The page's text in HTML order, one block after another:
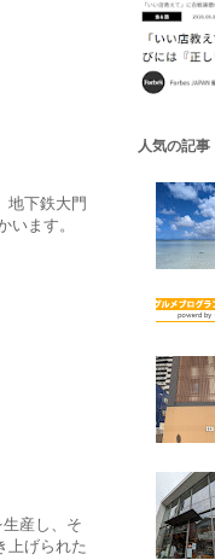
地下鉄大門
ます。
産し、そ
上げられた
人気の記事